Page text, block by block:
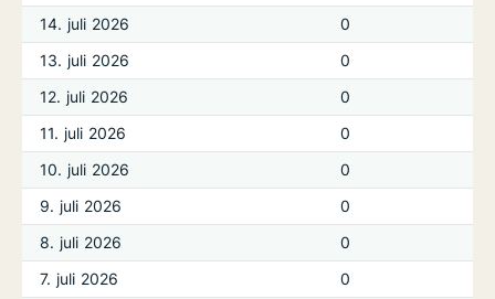
14. juli 2026
0
13. juli 2026
0
12. juli 2026
0
11. juli 2026
0
10. juli 2026
0
9. juli 2026
0
8. juli 2026
0
7. juli 2026
0